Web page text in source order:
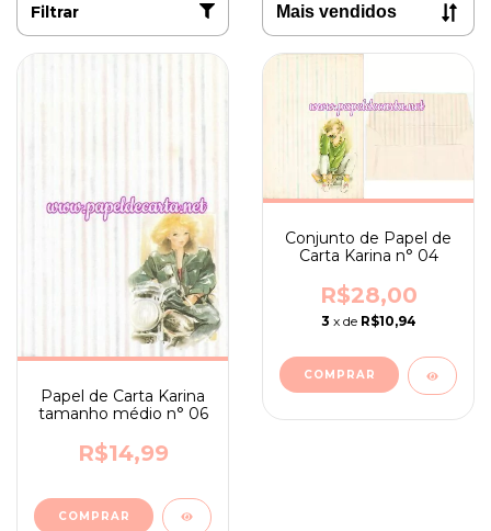
Filtrar
Papel de Carta Karina
tamanho médio n° 06
R$14,99
Conjunto de Papel de
Carta Karina n° 04
R$28,00
3 x de R$10,94